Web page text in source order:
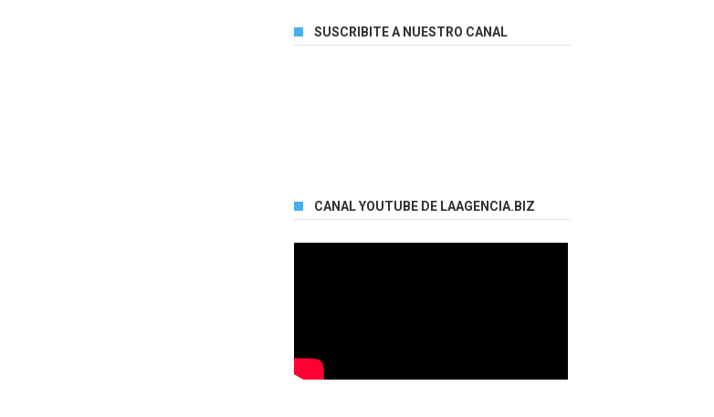
SUSCRIBITE A NUESTRO CANAL
CANAL YOUTUBE DE LAAGENCIA.BIZ